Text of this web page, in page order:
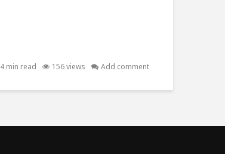
Add comment
156 views
4 min read